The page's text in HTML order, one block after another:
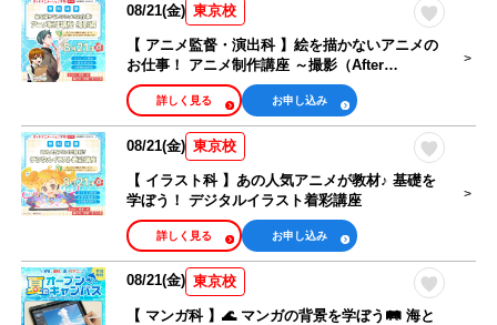
08/21(金) 東京校
【 アニメ監督・演出科 】絵を描かないアニメの
お仕事！ アニメ制作講座 ～撮影（After
Effects）編～
お申し込み
詳しく見る
08/21(金) 東京校
【 イラスト科 】あの人気アニメが教材♪ 基礎を
学ぼう！ デジタルイラスト着彩講座
お申し込み
詳しく見る
08/21(金) 東京校
【 マンガ科 】🌊 マンガの背景を学ぼう🛤️ 海と